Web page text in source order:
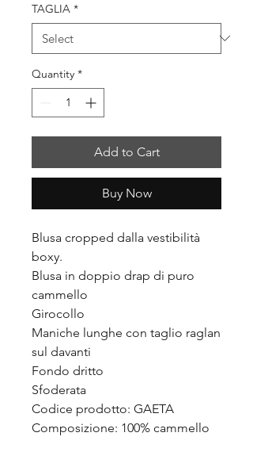
TAGLIA *
Quantity *
Add to Cart
Buy Now
Blusa cropped dalla vestibilità
boxy.
Blusa in doppio drap di puro
cammello
Girocollo
Maniche lunghe con taglio raglan
sul davanti
Fondo dritto
Sfoderata
Codice prodotto: GAETA
Composizione: 100% cammello